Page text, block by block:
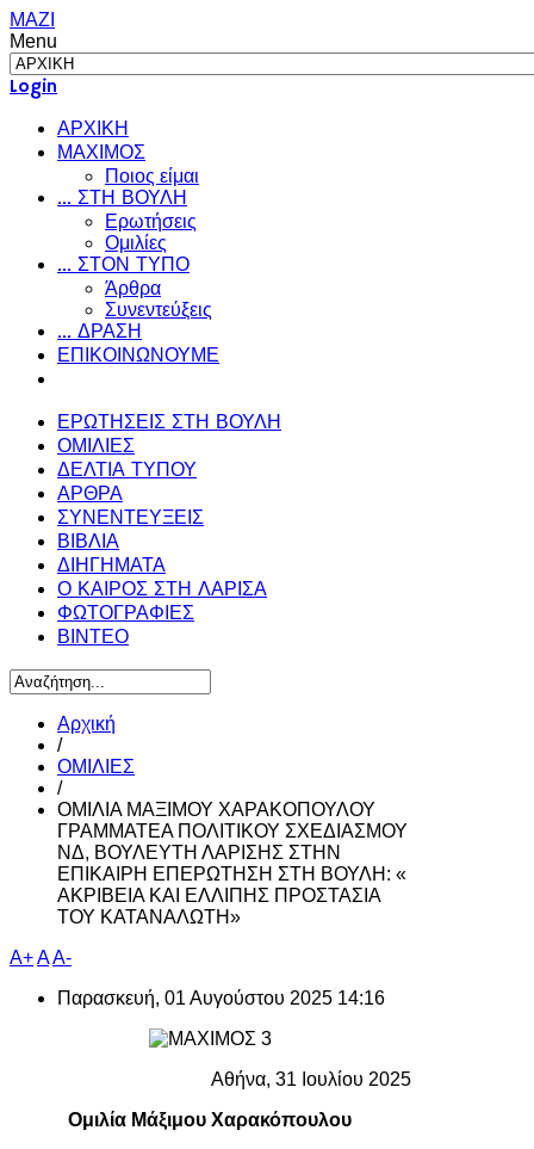
ΜΑΖΙ
Menu
Login
ΑΡΧΙΚΗ
ΜΑΧΙΜΟΣ
Ποιος είμαι
... ΣΤΗ ΒΟΥΛΗ
Ερωτήσεις
Ομιλίες
... ΣΤΟΝ ΤΥΠΟ
Άρθρα
Συνεντεύξεις
... ΔΡΑΣΗ
ΕΠΙΚΟΙΝΩΝΟΥΜΕ
ΕΡΩΤΗΣΕΙΣ ΣΤΗ ΒΟΥΛΗ
ΟΜΙΛΙΕΣ
ΔΕΛΤΙΑ ΤΥΠΟΥ
ΑΡΘΡΑ
ΣΥΝΕΝΤΕΥΞΕΙΣ
ΒΙΒΛΙΑ
ΔΙΗΓΗΜΑΤΑ
Ο ΚΑΙΡΟΣ ΣΤΗ ΛΑΡΙΣΑ
ΦΩΤΟΓΡΑΦΙΕΣ
ΒΙΝΤΕΟ
Αρχική
/
ΟΜΙΛΙΕΣ
/
ΟΜΙΛΙΑ ΜΑΞΙΜΟΥ ΧΑΡΑΚΟΠΟΥΛΟΥ
ΓΡΑΜΜΑΤΕΑ ΠΟΛΙΤΙΚΟΥ ΣΧΕΔΙΑΣΜΟΥ
ΝΔ, ΒΟΥΛΕΥΤΗ ΛΑΡΙΣΗΣ ΣΤΗΝ
ΕΠΙΚΑΙΡΗ ΕΠΕΡΩΤΗΣΗ ΣΤΗ ΒΟΥΛΗ: «
ΑΚΡΙΒΕΙΑ ΚΑΙ ΕΛΛΙΠΗΣ ΠΡΟΣΤΑΣΙΑ
ΤΟΥ ΚΑΤΑΝΑΛΩΤΗ»
A+AA-
Παρασκευή, 01 Αυγούστου 2025 14:16
Αθήνα, 31 Ιουλίου 2025
Ομιλία Μάξιμου Χαρακόπουλου